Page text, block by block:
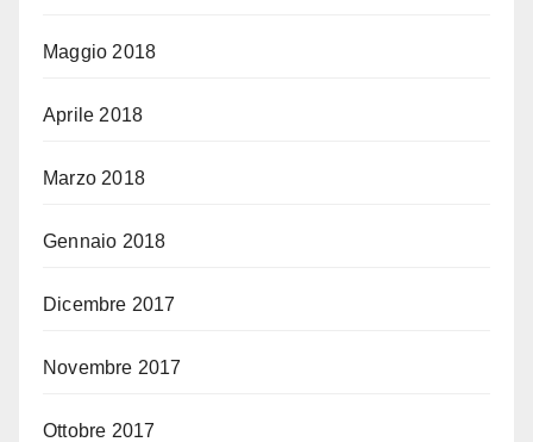
Maggio 2018
Aprile 2018
Marzo 2018
Gennaio 2018
Dicembre 2017
Novembre 2017
Ottobre 2017